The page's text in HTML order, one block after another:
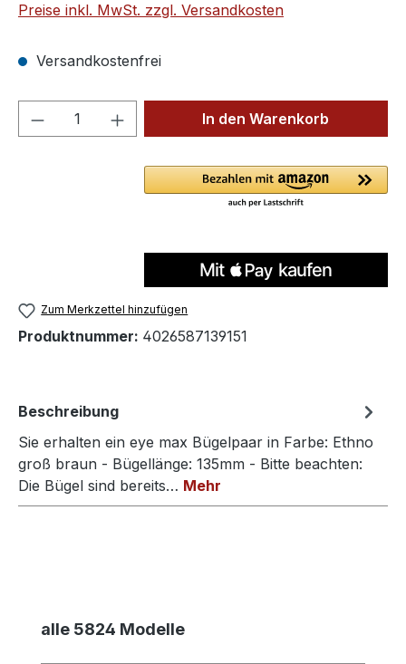
Preise inkl. MwSt. zzgl. Versandkosten
Versandkostenfrei
Produkt Anzahl: Gib denIn den Warenkorb
Zum Merkzettel hinzufügen
Produktnummer: 4026587139151
Beschreibung
Sie erhalten ein eye max Bügelpaar in Farbe: Ethno
groß braun - Bügellänge: 135mm - Bitte beachten:
Die Bügel sind bereits… Mehr
Produktgalerie überspringen
alle 5824 Modelle